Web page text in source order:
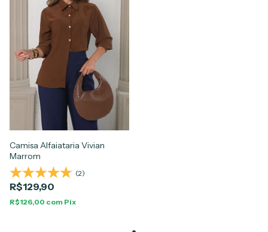
Camisa Alfaiataria Vivian
Marrom
(2)
R$129,90
R$126,00 com Pix